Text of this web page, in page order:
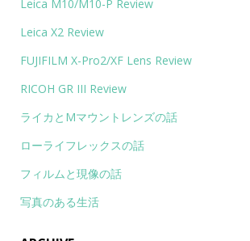
Leica M10/M10-P Review
Leica X2 Review
FUJIFILM X-Pro2/XF Lens Review
RICOH GR III Review
ライカとMマウントレンズの話
ローライフレックスの話
フィルムと現像の話
写真のある生活